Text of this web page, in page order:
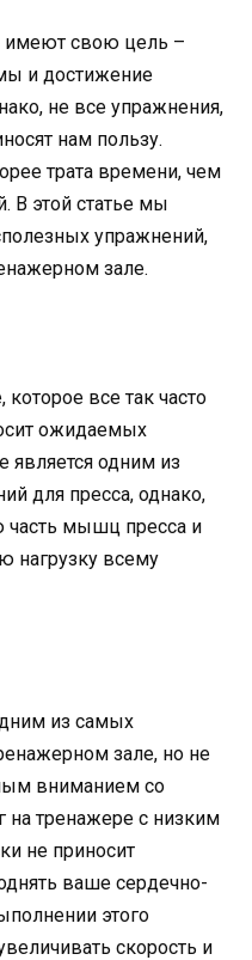
имеют свою цель –
и достижение
не все упражнения,
нам пользу.
трата времени, чем
В этой статье мы
упражнений,
зале.
все так часто
ожидаемых
является одним из
для пресса, однако,
часть мышц пресса и
нагрузку всему
из самых
зале, но не
вниманием со
на тренажере с низким
не приносит
ваше сердечно-
этого
скорость и